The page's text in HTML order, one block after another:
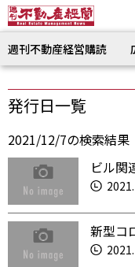
週刊不動産経営購読
発行日一覧
2021/12/7の検索結果
ビル関
新型コ